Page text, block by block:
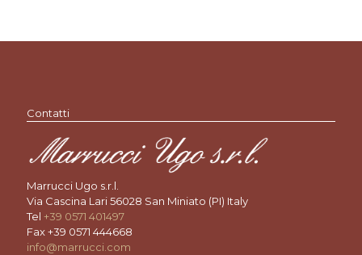
Contatti
Marrucci Ugo s.r.l.
Via Cascina Lari 56028 San Miniato (PI) Italy
Tel +39 0571 401497
Fax +39 0571 444668
info@marrucci.com